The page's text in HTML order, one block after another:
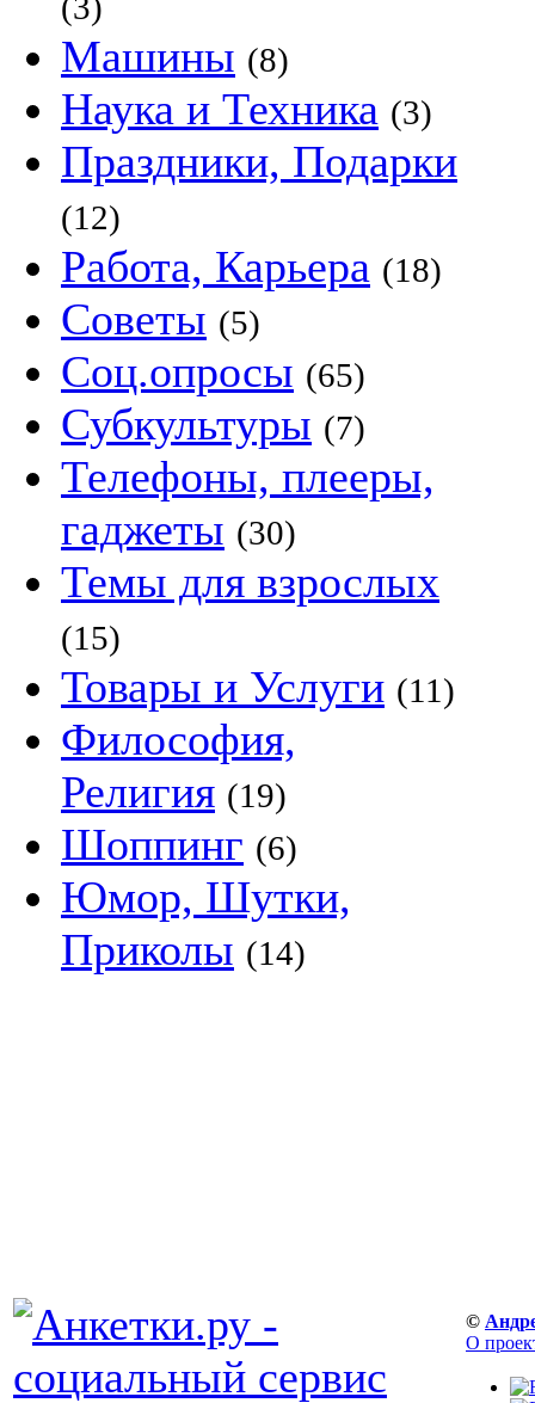
Машины (8)
Наука и Техника (3)
Праздники, Подарки
(12)
Работа, Карьера (18)
Советы (5)
Соц.опросы (65)
Субкультуры (7)
Телефоны, плееры,
гаджеты (30)
Темы для взрослых
(15)
Товары и Услуги (11)
Философия,
Религия (19)
Шоппинг (6)
Юмор, Шутки,
Приколы (14)
©
О